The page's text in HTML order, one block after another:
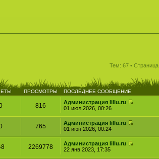
Тем: 67 • Страница
ПРОСМОТРЫ ПОСЛЕДНЕЕ СООБЩЕНИЕ
816
Администрация lillu.ru
01 июл 2026, 00:26
765
Администрация lillu.ru
01 июн 2026, 00:24
2269778
Администрация lillu.ru
22 янв 2023, 17:35